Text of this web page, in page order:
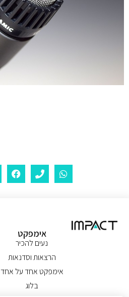
אימפקט
נעים להכיר
הרצאות וסדנאות
אימפקט אחד על אחד
בלוג